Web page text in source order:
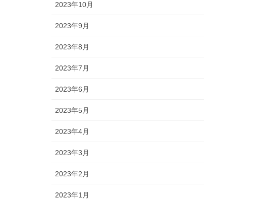
2023年10月
2023年9月
2023年8月
2023年7月
2023年6月
2023年5月
2023年4月
2023年3月
2023年2月
2023年1月